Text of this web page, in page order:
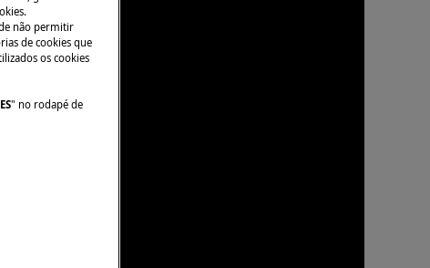
não permitir
de cookies que
os cookies
" no rodapé de